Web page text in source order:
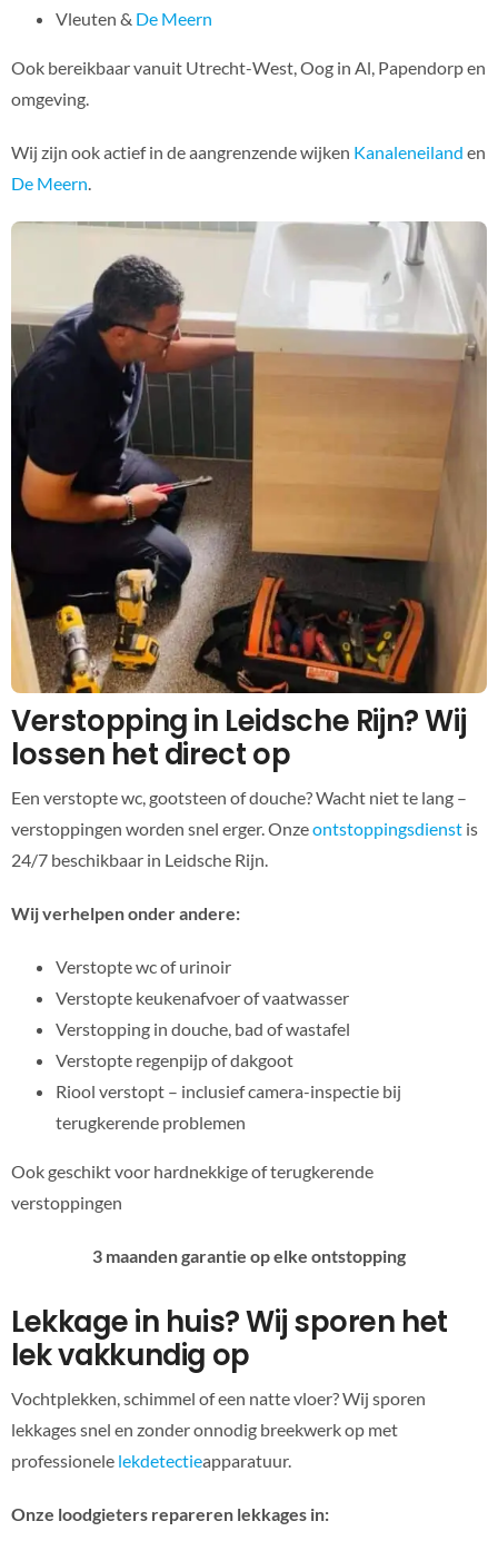
Vleuten & De Meern
Ook bereikbaar vanuit Utrecht-West, Oog in Al, Papendorp en
omgeving.
Wij zijn ook actief in de aangrenzende wijken Kanaleneiland en
De Meern.
Verstopping in Leidsche Rijn? Wij
lossen het direct op
Een verstopte wc, gootsteen of douche? Wacht niet te lang –
verstoppingen worden snel erger. Onzeontstoppingsdienstis
24/7 beschikbaar in Leidsche Rijn.
Wij verhelpen onder andere:
Verstopte wc of urinoir
Verstopte keukenafvoer of vaatwasser
Verstopping in douche, bad of wastafel
Verstopte regenpijp of dakgoot
Riool verstopt – inclusief camera-inspectie bij
terugkerende problemen
Ook geschikt voor hardnekkige of terugkerende
verstoppingen
3 maanden garantie op elke ontstopping
Lekkage in huis? Wij sporen het
lek vakkundig op
Vochtplekken, schimmel of een natte vloer? Wij sporen
lekkages snel en zonder onnodig breekwerk op met
professionele lekdetectieapparatuur.
Onze loodgieters repareren lekkages in: